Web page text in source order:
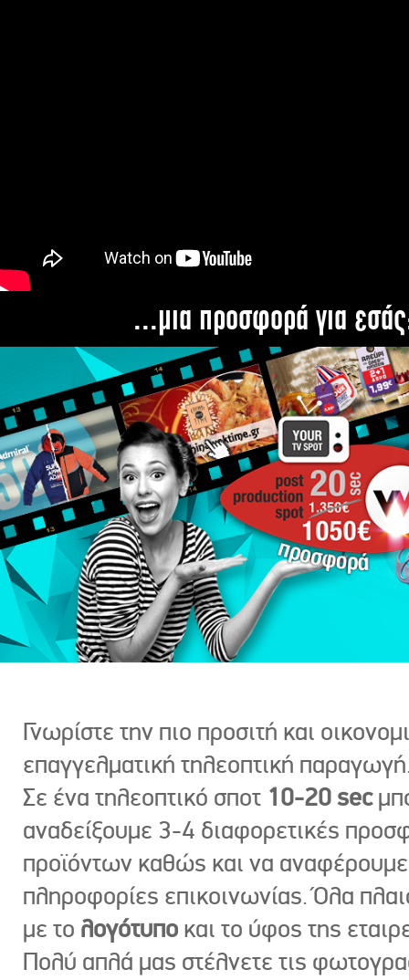
...μια προσφορά για
Γνωρίστε την πιο προσιτή και
επαγγελματική τηλεοπτική
Σε ένα τηλεοπτικό σποτ 10-20 sec
αναδείξουμε 3-4 διαφορετικές
προϊόντων καθώς και να
πληροφορίες επικοινωνίας. Όλα
με το λογότυπο και το ύφος της
Πολύ απλά μας στέλνετε τις